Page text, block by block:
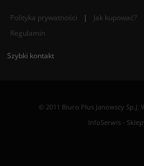
Polityka prywatności | Jak kupować?
Regulamin
Szybki kontakt
© 2011 Biuro Plus Janowscy Sp.J.
InfoSerwis-